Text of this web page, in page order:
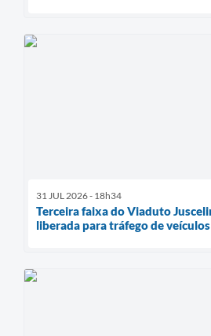
31 JUL 2026 - 18h34
Terceira faixa do Viaduto
liberada para tráfego de veículos